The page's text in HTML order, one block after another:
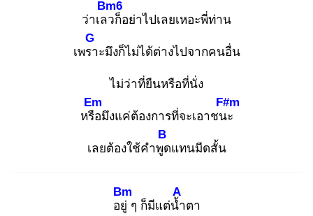
ว่าเลว
Bm6
ก็อย่าไปเลยเหอะพี่ท่าน
เพรา
G
ะมึงก็ไม่ได้ต่างไปจากคนอื่น
ไม่ว่าที่ยืนหรือที่นั่ง
หรือ
Em
มึงแค่ต้องการที่จะเอาชนะ
F#m
เลยต้องใช้คำพูด
B
แทนมีดสั้น
อยู่
Bm
ๆ ก็มีแต่น้ำ
A
ตา